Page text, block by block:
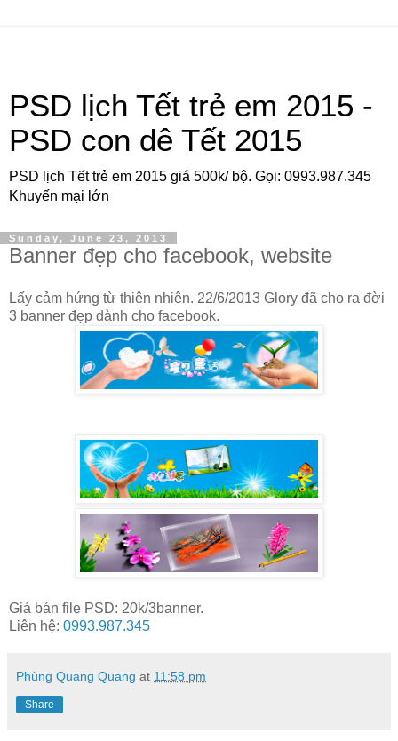
PSD lịch Tết trẻ em 2015 -
PSD con dê Tết 2015
PSD lịch Tết trẻ em 2015 giá 500k/ bộ. Gọi: 0993.987.345
Khuyến mại lớn
Sunday, June 23, 2013
Banner đẹp cho facebook, website
Lấy cảm hứng từ thiên nhiên. 22/6/2013 Glory đã cho ra đời
3 banner đẹp dành cho facebook.
Giá bán file PSD: 20k/3banner.
Liên hệ: 0993.987.345
Phùng Quang Quang at 11:58 pm
Share